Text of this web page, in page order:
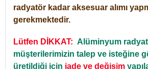
radyatör kadar aksesuar alımı
gerekmektedir.
Lütfen DİKKAT: Alüminyum
müşterilerimizin talep ve isteğine
üretildiği için iade ve değişim